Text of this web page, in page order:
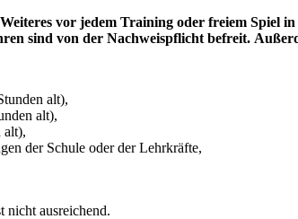
vor jedem Training oder freiem Spiel
sind von der Nachweispflicht befreit.
alt),
alt),
alt),
der Schule oder der Lehrkräfte,
nicht ausreichend.